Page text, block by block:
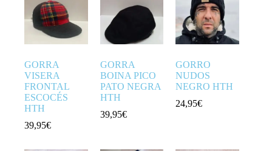
GORRA
VISERA
FRONTAL
ESCOCÉS
HTH
39,95€
GORRA
BOINA PICO
PATO NEGRA
HTH
39,95€
GORRO
NUDOS
NEGRO HTH
24,95€